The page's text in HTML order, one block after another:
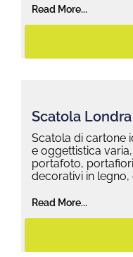
Read More...
Scatola Londra
Scatola di cartone
e oggettistica
portafoto,
decorativi in legno,
Read More...